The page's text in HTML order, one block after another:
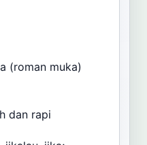
(roman muka)
dan rapi